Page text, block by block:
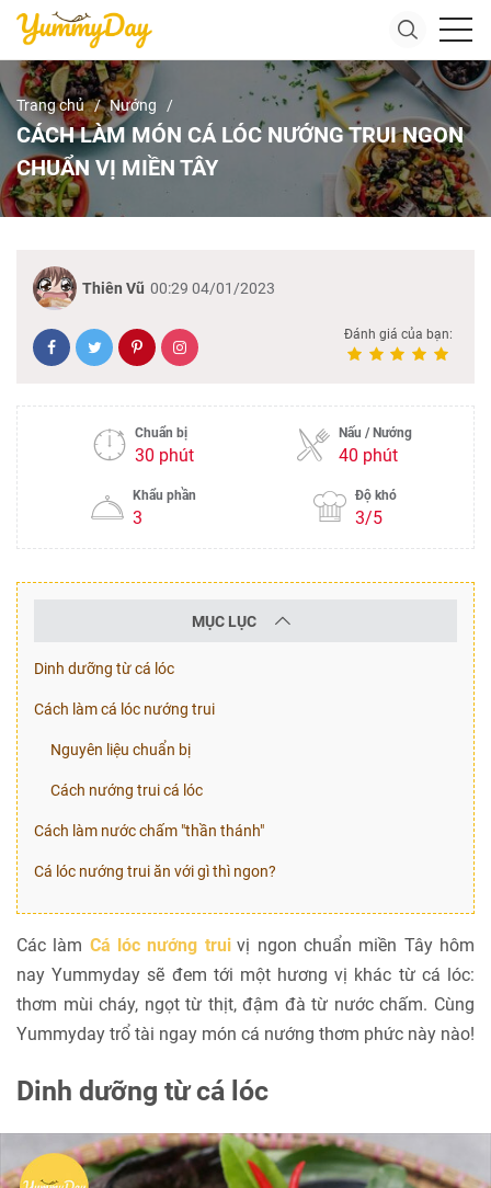
Trang chủ Nướng
CÁCH LÀM MÓN CÁ LÓC NƯỚNG TRUI NGON
CHUẨN VỊ MIỀN TÂY
Thiên Vũ 00:29 04/01/2023
Đánh giá của bạn:
Chuẩn bị
30 phút
Nấu / Nướng
40 phút
Khẩu phần
3
Độ khó
3/5
MỤC LỤC
Dinh dưỡng từ cá lóc
Cách làm cá lóc nướng trui
Nguyên liệu chuẩn bị
Cách nướng trui cá lóc
Cách làm nước chấm "thần thánh"
Cá lóc nướng trui ăn với gì thì ngon?
Các làm Cá lóc nướng trui vị ngon chuẩn miền Tây hôm
nay Yummyday sẽ đem tới một hương vị khác từ cá lóc:
thơm mùi cháy, ngọt từ thịt, đậm đà từ nước chấm. Cùng
Yummyday trổ tài ngay món cá nướng thơm phức này nào!
Dinh dưỡng từ cá lóc